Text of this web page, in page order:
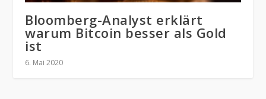
Bloomberg-Analyst erklärt
warum Bitcoin besser als Gold
ist
6. Mai 2020